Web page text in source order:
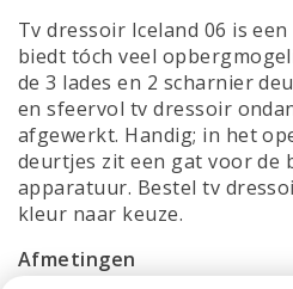
Tv dressoir Iceland 06 is
biedt tóch veel
de 3 lades en 2 scharnier
en sfeervol tv dressoir
afgewerkt. Handig; in het
deurtjes zit een gat voor de
apparatuur. Bestel tv
kleur naar keuze.
Afmetingen